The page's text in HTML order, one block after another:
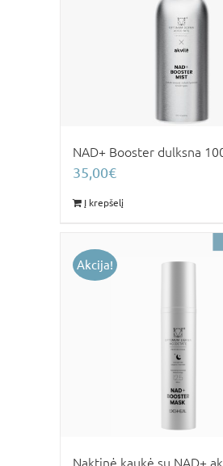
NAD+ Booster dulksna
35,00€
Į krepšelį
Akcija!
Naktinė kaukė su NAD+